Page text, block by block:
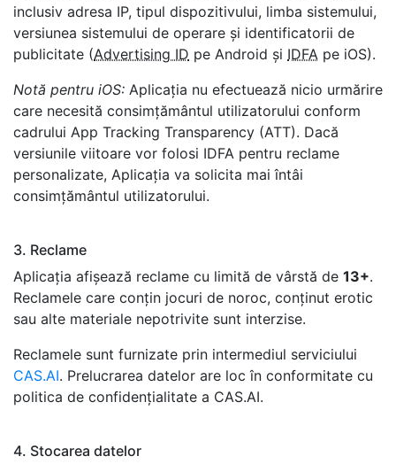
inclusiv adresa IP, tipul dispozitivului, limba sistemului,
versiunea sistemului de operare și identificatorii de
publicitate (Advertising ID pe Android și IDFA pe iOS).
Notă pentru iOS: Aplicația nu efectuează nicio urmărire
care necesită consimțământul utilizatorului conform
cadrului App Tracking Transparency (ATT). Dacă
versiunile viitoare vor folosi IDFA pentru reclame
personalizate, Aplicația va solicita mai întâi
consimțământul utilizatorului.
3. Reclame
Aplicația afișează reclame cu limită de vârstă de 13+.
Reclamele care conțin jocuri de noroc, conținut erotic
sau alte materiale nepotrivite sunt interzise.
Reclamele sunt furnizate prin intermediul serviciului
CAS.AI. Prelucrarea datelor are loc în conformitate cu
politica de confidențialitate a CAS.AI.
4. Stocarea datelor